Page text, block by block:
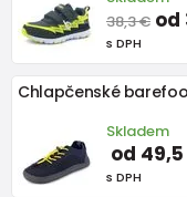
38,3 € od
s DPH
Skladem
od
s DPH